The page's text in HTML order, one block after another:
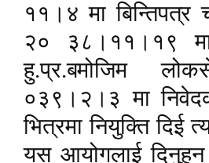
११।४ मा बिन्तिपत्र
२० ३८।११।१९
हु.प्र.बमोजिम
०३९।२।३ मा
भित्रमा नियुक्ति दिई
यस आयोगलाई दिनुहुन